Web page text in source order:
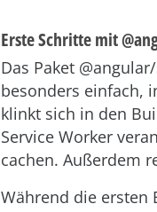
Erste Schritte mit
Das Paket
besonders einfach,
klinkt sich in den
Service Worker
cachen. Außerdem
Während die ersten